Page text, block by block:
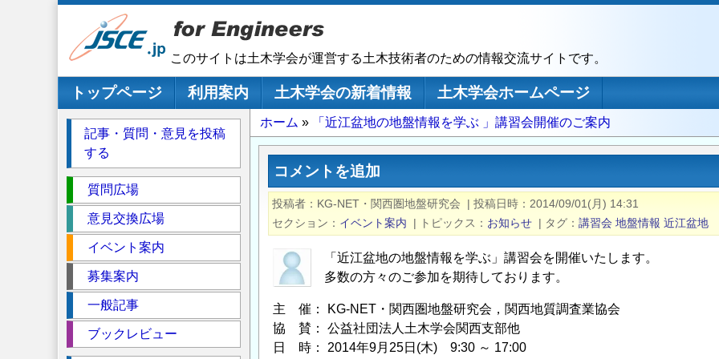
このサイトは土木学会が運営する土木技術者のための情報交流サイトです。
メインナビゲーション
トップページ 利用案内 土木学会の新着情報
土木学会ホームページ
パ
ン
ず
ホーム 「近江盆地の地盤情報を学ぶ 」講習会開催のご案内
コメントを追加
投稿者 KG-NET・関西圏地盤研究会 | 投稿日時
2014/09/01(月) 14:31
セクション
イベント案内 | トピックス お知らせ | タグ 講習会 地盤情報 近江盆地
「近江盆地の地盤情報を学ぶ」講習会を開催いたします。
多数の方々のご参加を期待しております。
主 催： KG-NET・関西圏地盤研究会，関西地質調査業協会
協 賛： 公益社団法人土木学会関西支部他
日 時： 2014年9月25日(木) 9:30 ～ 17:00
記事・質問・意見を投稿
する
ク
シ
質問広場
意見交換広場
イベント案内
募集案内
一般記事
ブックレビュー